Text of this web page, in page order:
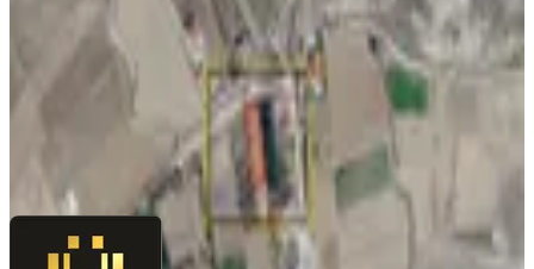
3.750.000 ₺
Osman KÜÇÜKŞİMŞEK